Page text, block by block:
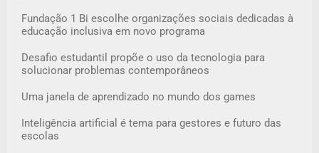
Fundação 1 Bi escolhe organizações sociais dedicadas à
educação inclusiva em novo programa
Desafio estudantil propõe o uso da tecnologia para
solucionar problemas contemporâneos
Uma janela de aprendizado no mundo dos games
Inteligência artificial é tema para gestores e futuro das
escolas